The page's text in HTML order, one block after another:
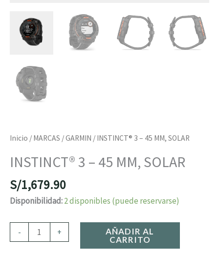
Inicio / MARCAS /GARMIN / INSTINCT® 3 – 45 MM, SOLAR
INSTINCT® 3 – 45 MM, SOLAR
S/1,679.90
Disponibilidad:2 disponibles (puede reservarse)
- +
AÑADIR AL
CARRITO